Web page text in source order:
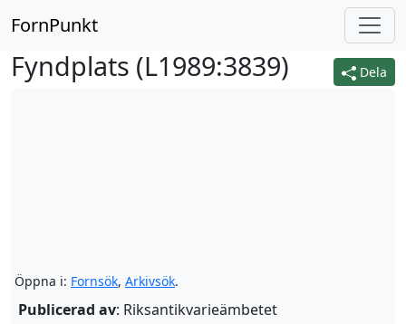
FornPunkt
Dela
Fyndplats (L1989:3839)
Öppna i: Fornsök, Arkivsök.
Publicerad av: Riksantikvarieämbetet